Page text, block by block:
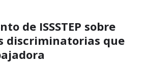
de ISSSTEP sobre
discriminatorias que